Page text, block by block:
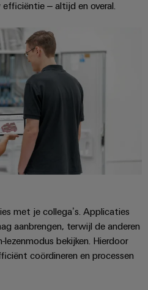
– altijd en overal.
met je collega’s. Applicaties
aanbrengen, terwijl de anderen
bekijken. Hierdoor
coördineren en processen